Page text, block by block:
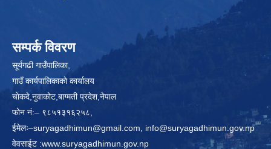
सम्पर्क विवरण
सूर्यगढी गाउँपालिका,
गाउँ कार्यपालिकाकाे कार्यालय
चाेकदे,नुवाकोट,बाग्मती प्रदेश,नेपाल
फोन नं:– ९८५१३१६२५८,
ईमेलः–suryagadhimun@gmail.com, info@suryagadhimun.gov.np
वेवसाईट :www.suryagadhimun.gov.np